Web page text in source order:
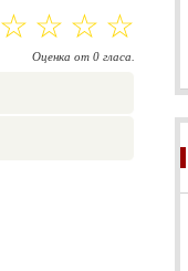
☆
☆
☆
☆
Оценка от 0гласа.